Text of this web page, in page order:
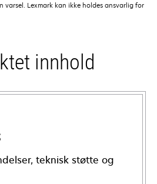
varsel. Lexmark kan ikke holdes ansvarlig for
innhold
teknisk støtte og